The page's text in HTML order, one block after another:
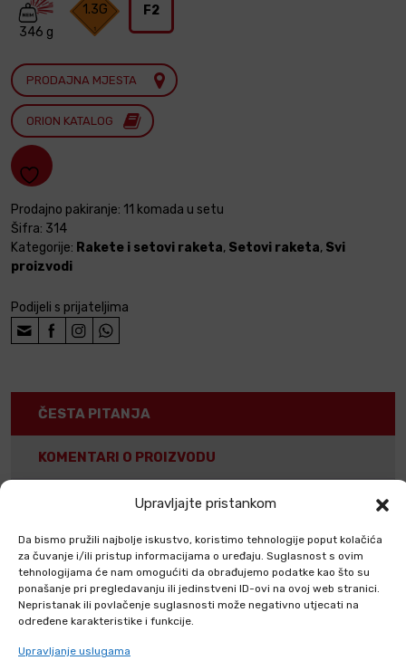
Upravljajte pristankom
Da bismo pružili najbolje iskustvo, koristimo tehnologije poput kolačića
za čuvanje i/ili pristup informacijama o uređaju. Suglasnost s ovim
tehnologijama će nam omogućiti da obrađujemo podatke kao što su
ponašanje pri pregledavanju ili jedinstveni ID-ovi na ovoj web stranici.
Nepristanak ili povlačenje suglasnosti može negativno utjecati na
određene karakteristike i funkcije.
Upravljanje uslugama
346 g
1.3G F2
PRODAJNA MJESTA
ORION KATALOG
Prodajno pakiranje: 11 komada u setu
Šifra: 314
Kategorije: Rakete i setovi raketa, Setovi raketa, Svi
proizvodi
Podijeli s prijateljima
ČESTA PITANJA
KOMENTARI O PROIZVODU
Mogu li kupiti pirotehniku putem
Gdje smijem koristiti pirotehniku F2 i F3
kategorije?
Kada smijem upotrebljavati pirotehniku